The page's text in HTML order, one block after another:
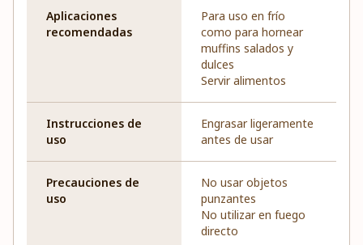
Aplicaciones
recomendadas
Para uso en frío
como para hornear
muffins salados y
dulces
Servir alimentos
Instrucciones de
uso
Engrasar ligeramente
antes de usar
Precauciones de
uso
No usar objetos
punzantes
No utilizar en fuego
directo